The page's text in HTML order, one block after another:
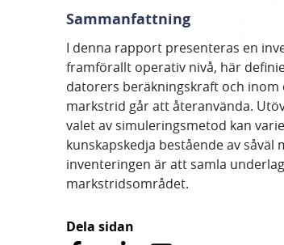
Sammanfattning
I denna rapport presenteras en
framförallt operativ nivå, här
datorers beräkningskraft och
markstrid går att återanvända.
valet av simuleringsmetod kan
kunskapskedja bestående av
inventeringen är att samla
markstridsområdet.
Dela sidan